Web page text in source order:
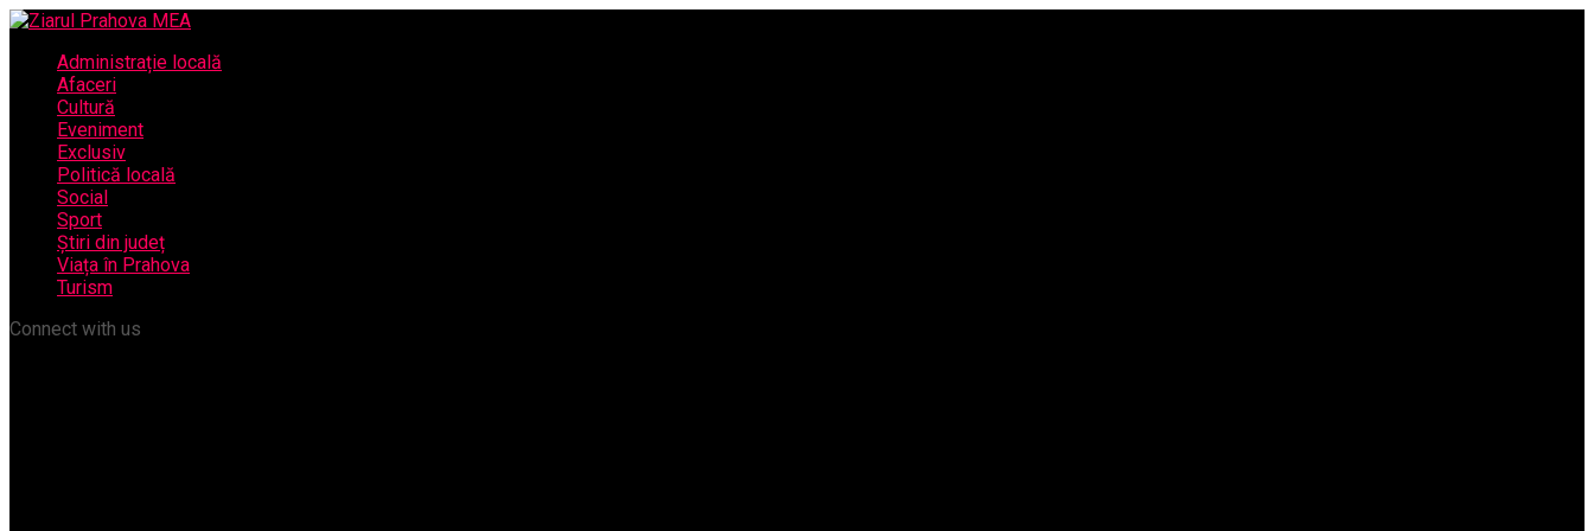
Administrație locală
Afaceri
Cultură
Eveniment
Exclusiv
Politică locală
Social
Sport
Știri din județ
Viața în Prahova
Turism
Connect with us